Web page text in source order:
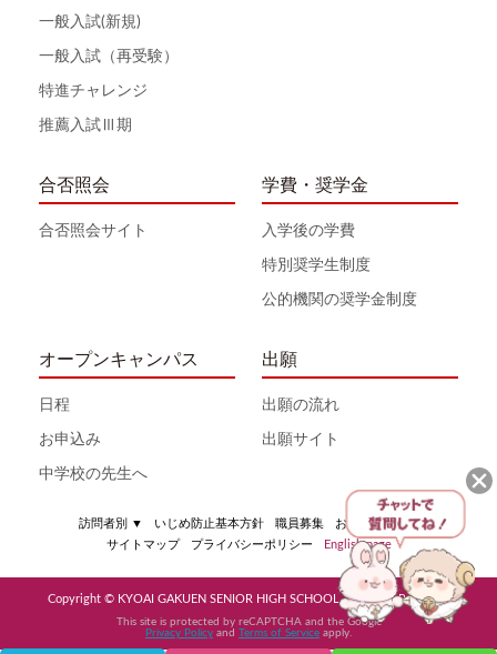
一般入試(新規)
一般入試（再受験）
特進チャレンジ
推薦入試Ⅲ期
合否照会
合否照会サイト
学費・奨学金
入学後の学費
特別奨学生制度
公的機関の奨学金制度
オープンキャンパス
日程
お申込み
中学校の先生へ
出願
出願の流れ
出願サイト
訪問者別 ▼ いじめ防止基本方針 職員募集
お問い合わせ
サイトマップ
プライバシーポリシー English page
Copyright © KYOAI GAKUEN SENIOR HIGH SCHOOL All Rights Reserved
This site is protected by reCAPTCHA and the Google
Privacy Policy and Terms of Service apply.